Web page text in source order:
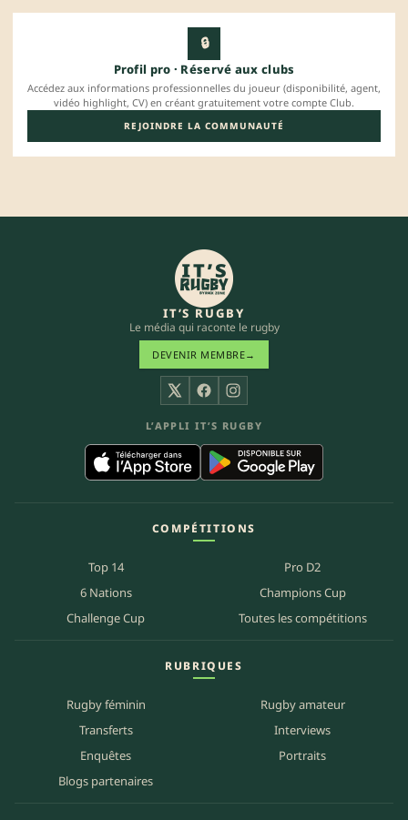
🔒
Profil pro · Réservé aux clubs
Accédez aux informations professionnelles du joueur (disponibilité, agent,
vidéo highlight, CV) en créant gratuitement votre compte Club.
REJOINDRE LA COMMUNAUTÉ
IT’S RUGBY
Le média qui raconte le rugby
DEVENIR MEMBRE→
X FacebookInstagram
L’APPLI IT’S RUGBY
COMPÉTITIONS
Top 14
Pro D2
6 Nations
Champions Cup
Challenge Cup
Toutes les compétitions
RUBRIQUES
Rugby féminin
Rugby amateur
Transferts
Interviews
Enquêtes
Portraits
Blogs partenaires